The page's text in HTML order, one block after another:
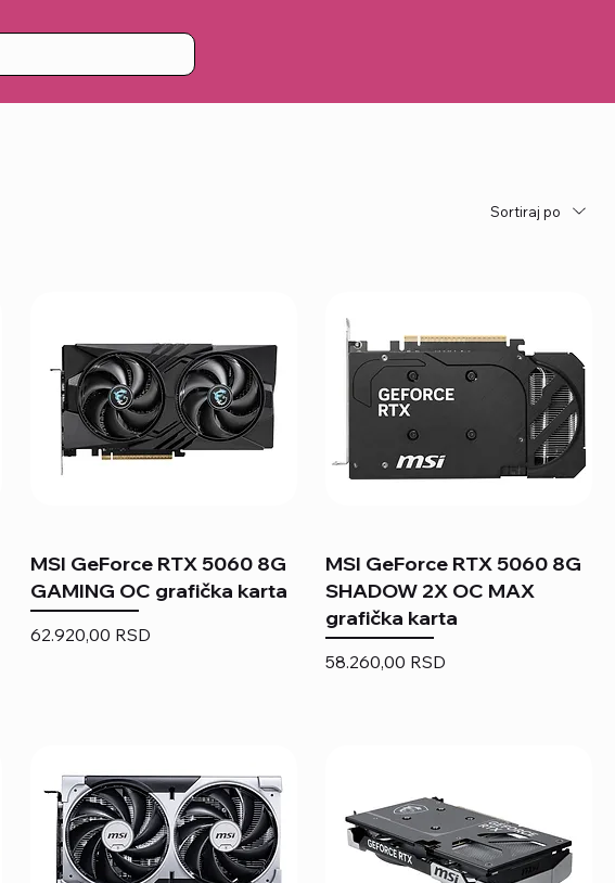
Sortiraj po
MSI GeForce RTX 5060 8G
GAMING OC grafička karta
Price
62.920,00 RSD
MSI GeForce RTX 5060 8G
SHADOW 2X OC MAX
grafička karta
Price
58.260,00 RSD